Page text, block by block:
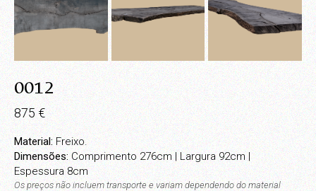
0012
875€
Material: Freixo.
Dimensões: Comprimento 276cm | Largura 92cm |
Espessura 8cm
Os preços não incluem transporte e variam dependendo do material